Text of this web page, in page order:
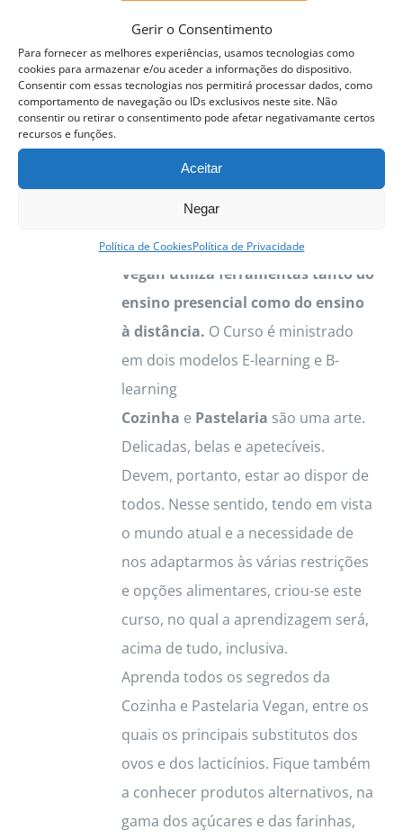
Gerir o Consentimento
Para fornecer as melhores experiências, usamos tecnologias como
cookies para armazenar e/ou aceder a informações do dispositivo.
Consentir com essas tecnologias nos permitirá processar dados, como
comportamento de navegação ou IDs exclusivos neste site. Não
consentir ou retirar o consentimento pode afetar negativamante certos
recursos e funções.
Aceitar
Negar
Política de CookiesPolítica de Privacidade
INFORMADO ASSIM
Detalhes
esgotado
Curso Profissional Cozinha e
Pastelaria Vegan
Curso de Cozinha e Pastelaria
Vegan utiliza ferramentas tanto do
ensino presencial como do ensino
à distância. O Curso é ministrado
em dois modelos E-learning e B-
learning
Cozinha e Pastelaria são uma arte.
Delicadas, belas e apetecíveis.
Devem, portanto, estar ao dispor de
todos. Nesse sentido, tendo em vista
o mundo atual e a necessidade de
nos adaptarmos às várias restrições
e opções alimentares, criou-se este
curso, no qual a aprendizagem será,
acima de tudo, inclusiva.
Aprenda todos os segredos da
Cozinha e Pastelaria Vegan, entre os
quais os principais substitutos dos
ovos e dos lacticínios. Fique também
a conhecer produtos alternativos, na
gama dos açúcares e das farinhas,